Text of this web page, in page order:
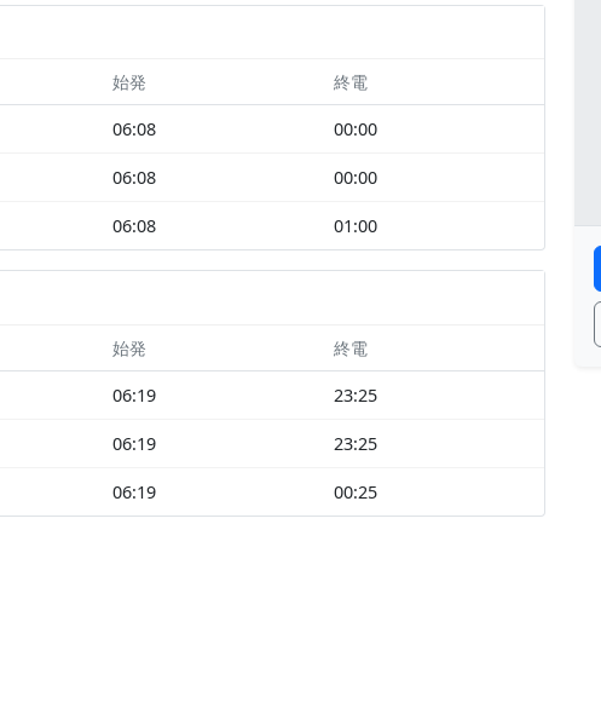
始発 終電
06:08 00:00
06:08 00:00
06:08 01:00
始発 終電
06:19 23:25
06:19 23:25
06:19 00:25